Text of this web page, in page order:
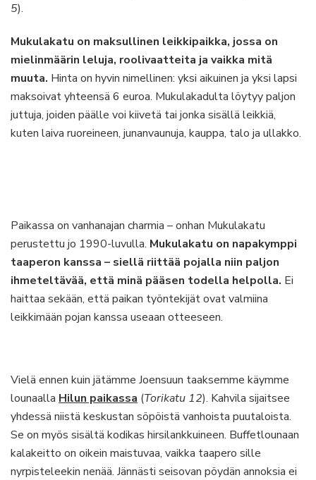
5).
Mukulakatu on maksullinen leikkipaikka, jossa on
mielinmäärin leluja, roolivaatteita ja vaikka mitä
muuta. Hinta on hyvin nimellinen: yksi aikuinen ja yksi lapsi
maksoivat yhteensä 6 euroa. Mukulakadulta löytyy paljon
juttuja, joiden päälle voi kiivetä tai jonka sisällä leikkiä,
kuten laiva ruoreineen, junanvaunuja, kauppa, talo ja ullakko.
Paikassa on vanhanajan charmia – onhan Mukulakatu
perustettu jo 1990-luvulla. Mukulakatu on napakymppi
taaperon kanssa – siellä riittää pojalla niin paljon
ihmeteltävää, että minä pääsen todella helpolla. Ei
haittaa sekään, että paikan työntekijät ovat valmiina
leikkimään pojan kanssa useaan otteeseen.
Vielä ennen kuin jätämme Joensuun taaksemme käymme
lounaalla Hilun paikassa (Torikatu 12). Kahvila sijaitsee
yhdessä niistä keskustan söpöistä vanhoista puutaloista.
Se on myös sisältä kodikas hirsilankkuineen. Buffetlounaan
kalakeitto on oikein maistuvaa, vaikka taapero sille
nyrpisteleekin nenää. Jännästi seisovan pöydän annoksia ei